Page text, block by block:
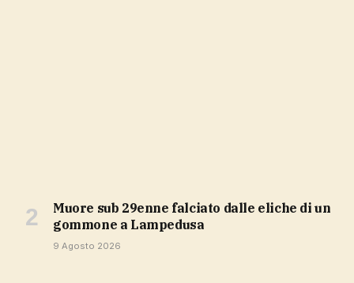
Muore sub 29enne falciato dalle eliche di un
gommone a Lampedusa
9 Agosto 2026